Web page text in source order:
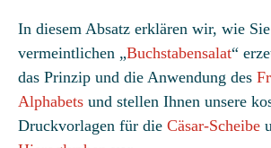
In diesem Absatz erklären wir, wie
vermeintlichen „Buchstabensalat“
das Prinzip und die Anwendung des
Alphabets und stellen Ihnen unsere
Druckvorlagen für die Cäsar-Scheibe